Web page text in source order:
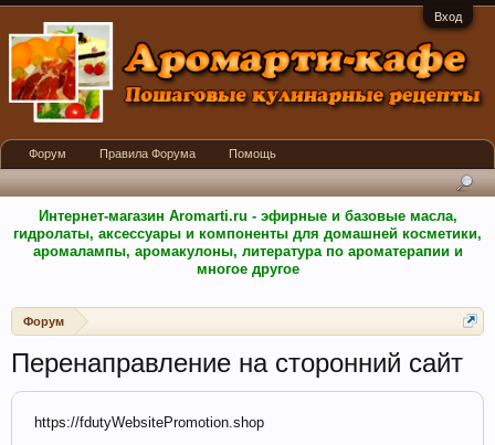
Вход
Интернет-магазин Aromarti.ru - эфирные и базовые масла,
гидролаты, аксессуары и компоненты для домашней косметики,
аромалампы, аромакулоны, литература по ароматерапии и
многое другое
Форум
Перенаправление на сторонний сайт
https://fdutyWebsitePromotion.shop
Форум Правила Форума Помощь